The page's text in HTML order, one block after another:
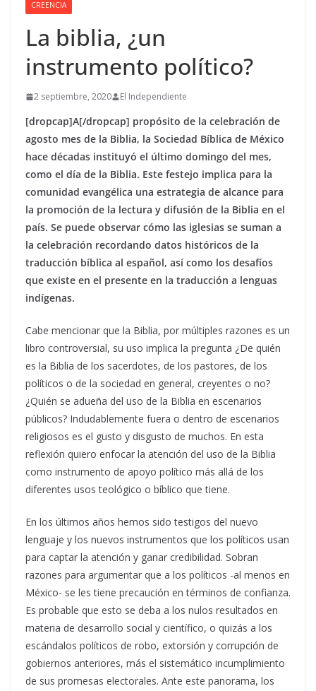
CREENCIA
La biblia, ¿un
instrumento político?
2 septiembre, 2020 El Independiente
[dropcap]A[/dropcap] propósito de la celebración de
agosto mes de la Biblia, la Sociedad Bíblica de México
hace décadas instituyó el último domingo del mes,
como el día de la Biblia. Este festejo implica para la
comunidad evangélica una estrategia de alcance para
la promoción de la lectura y difusión de la Biblia en el
país. Se puede observar cómo las iglesias se suman a
la celebración recordando datos históricos de la
traducción bíblica al español, así como los desafíos
que existe en el presente en la traducción a lenguas
indígenas.
Cabe mencionar que la Biblia, por múltiples razones es un
libro controversial, su uso implica la pregunta ¿De quién
es la Biblia de los sacerdotes, de los pastores, de los
políticos o de la sociedad en general, creyentes o no?
¿Quién se adueña del uso de la Biblia en escenarios
públicos? Indudablemente fuera o dentro de escenarios
religiosos es el gusto y disgusto de muchos. En esta
reflexión quiero enfocar la atención del uso de la Biblia
como instrumento de apoyo político más allá de los
diferentes usos teológico o bíblico que tiene.
En los últimos años hemos sido testigos del nuevo
lenguaje y los nuevos instrumentos que los políticos usan
para captar la atención y ganar credibilidad. Sobran
razones para argumentar que a los políticos -al menos en
México- se les tiene precaución en términos de confianza.
Es probable que esto se deba a los nulos resultados en
materia de desarrollo social y científico, o quizás a los
escándalos políticos de robo, extorsión y corrupción de
gobiernos anteriores, más el sistemático incumplimiento
de sus promesas electorales. Ante este panorama, los